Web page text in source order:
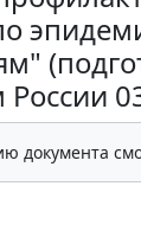
документа